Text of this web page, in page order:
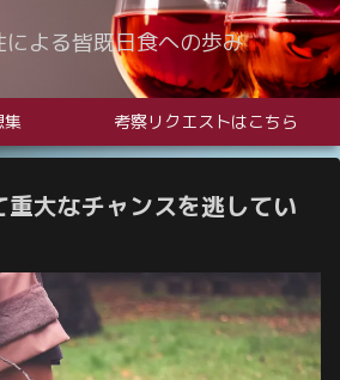
による皆既日食への歩み
考察リクエストはこちら
重大なチャンスを逃してい